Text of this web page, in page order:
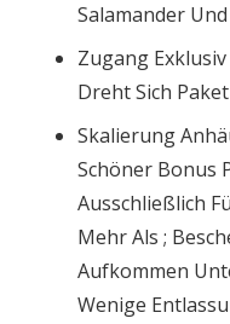
Salamander
Zugang
Dreht Sich
Skalierung
Schöner Bonus
Ausschließlich
Mehr Als ;
Aufkommen
Wenige